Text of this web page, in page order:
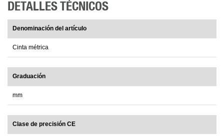
DETALLES TÉCNICOS
Denominación del artículo
Cinta métrica
Graduación
mm
Clase de precisión CE